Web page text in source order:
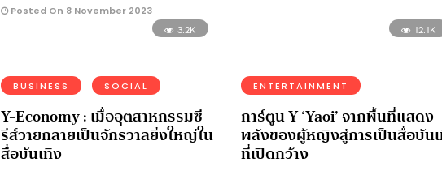
Posted On 8 November 2023
3.2K
BUSINESS SOCIAL
Y-Economy : เมื่ออุตสาหกรรมซี
รีส์วายกลายเป็นจักรวาลยิ่งใหญ่ใน
สื่อบันเทิง
12.1K
ENTERTAINMENT
การ์ตูน Y ‘Yaoi’ จากพื้นที่แสดง
พลังของผู้หญิงสู่การเป็นสื่อบัน
ที่เปิดกว้าง